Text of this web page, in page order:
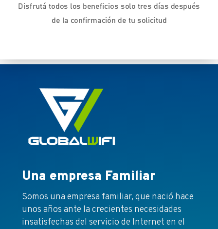
Disfrutá todos los beneficios solo tres días después
de la confirmación de tu solicitud
Una empresa Familiar
Somos una empresa familiar, que nació hace
unos años ante la crecientes necesidades
insatisfechas del servicio de Internet en el